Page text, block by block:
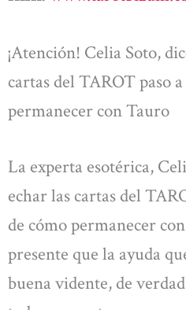
¡Atención! Celia Soto,
cartas del TAROT paso
permanecer con Tauro
La experta esotérica,
echar las cartas del
de cómo permanecer
presente que la ayuda
buena vidente, de